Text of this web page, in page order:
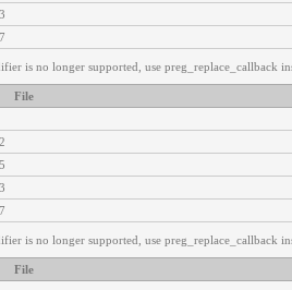
is no longer supported, use preg_replace_callback
File
is no longer supported, use preg_replace_callback
File